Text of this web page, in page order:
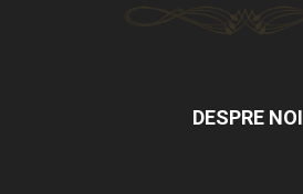
DESPRE NOI